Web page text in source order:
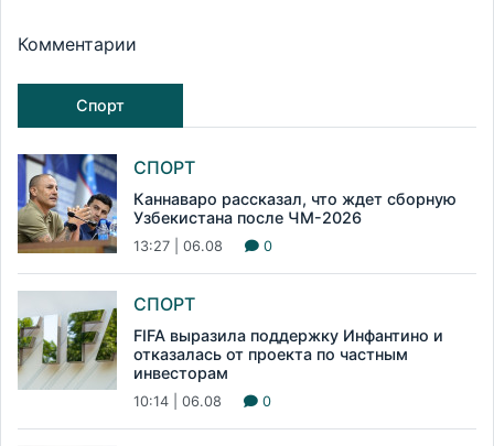
Комментарии
Спорт
СПОРТ
Каннаваро рассказал, что ждет сборную
Узбекистана после ЧМ-2026
13:27 | 06.08 0
СПОРТ
FIFA выразила поддержку Инфантино и
отказалась от проекта по частным
инвесторам
10:14 | 06.08 0